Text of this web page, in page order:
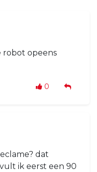
robot opeens
0
dat
ik eerst een 90